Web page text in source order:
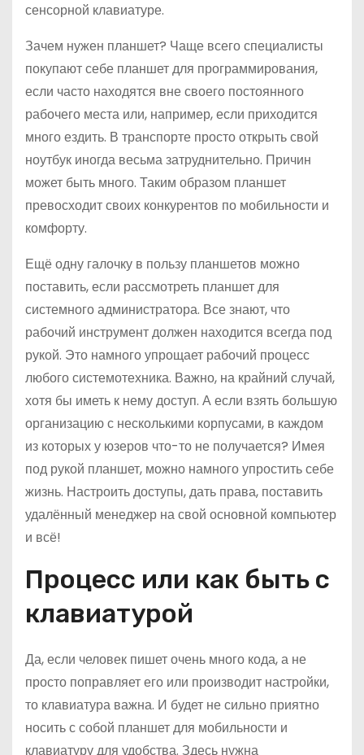
сенсорной клавиатуре.
Зачем нужен планшет? Чаще всего специалисты
покупают себе планшет для программирования,
если часто находятся вне своего постоянного
рабочего места или, например, если приходится
много ездить. В транспорте просто открыть свой
ноутбук иногда весьма затруднительно. Причин
может быть много. Таким образом планшет
превосходит своих конкурентов по мобильности и
комфорту.
Ещё одну галочку в пользу планшетов можно
поставить, если рассмотреть планшет для
системного администратора. Все знают, что
рабочий инструмент должен находится всегда под
рукой. Это намного упрощает рабочий процесс
любого системотехника. Важно, на крайний случай,
хотя бы иметь к нему доступ. А если взять большую
организацию с несколькими корпусами, в каждом
из которых у юзеров что-то не получается? Имея
под рукой планшет, можно намного упростить себе
жизнь. Настроить доступы, дать права, поставить
удалённый менеджер на свой основной компьютер
и всё!
Процесс или как быть с
клавиатурой
Да, если человек пишет очень много кода, а не
просто поправляет его или производит настройки,
то клавиатура важна. И будет не сильно приятно
носить с собой планшет для мобильности и
клавиатуру для удобства. Здесь нужна